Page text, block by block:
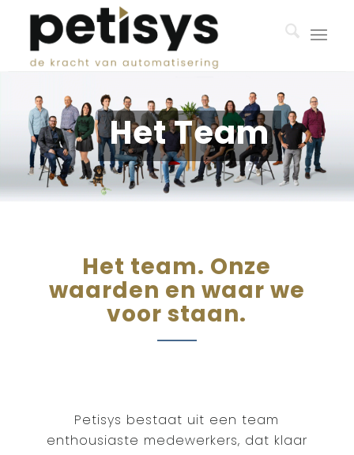
Het Team
Het team. Onze
waarden en waar we
voor staan.
Petisys bestaat uit een team
enthousiaste medewerkers, dat klaar